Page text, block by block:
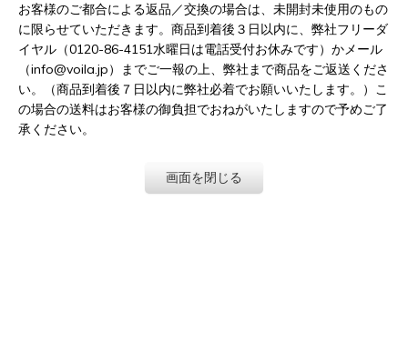
お客様のご都合による返品／交換の場合は、未開封未使用のもの
に限らせていただきます。商品到着後３日以内に、弊社フリーダ
イヤル（0120-86-4151水曜日は電話受付お休みです）かメール
（info@voila.jp）までご一報の上、弊社まで商品をご返送くださ
い。（商品到着後７日以内に弊社必着でお願いいたします。）こ
の場合の送料はお客様の御負担でおねがいたしますので予めご了
承ください。
画面を閉じる